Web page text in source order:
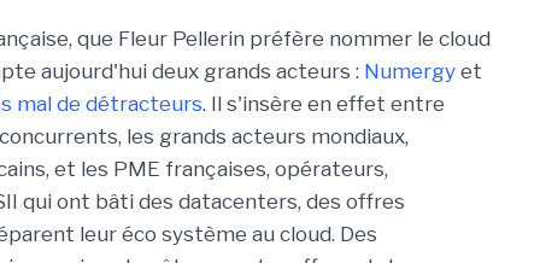
que Fleur Pellerin préfère nommer le cloud
aujourd'hui deux grands acteurs : Numergy et
mal de détracteurs. Il s'insère en effet entre
les grands acteurs mondiaux,
et les PME françaises, opérateurs,
qui ont bâti des datacenters, des offres
leur éco système au cloud. Des